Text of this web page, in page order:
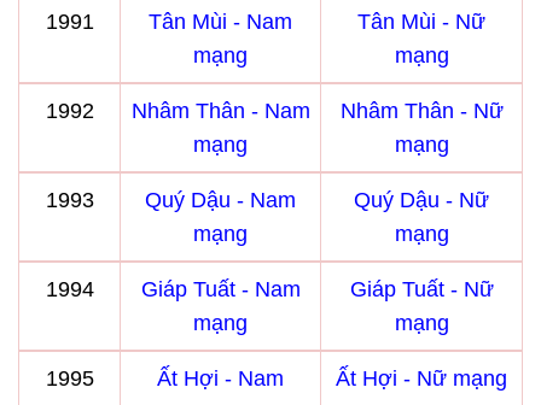
1991
Tân Mùi - Nam
mạng
Tân Mùi - Nữ
mạng
1992
Nhâm Thân - Nam
mạng
Nhâm Thân - Nữ
mạng
1993
Quý Dậu - Nam
mạng
Quý Dậu - Nữ
mạng
1994
Giáp Tuất - Nam
mạng
Giáp Tuất - Nữ
mạng
1995
Ất Hợi - Nam
Ất Hợi - Nữ mạng